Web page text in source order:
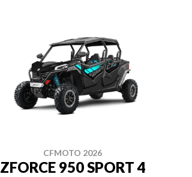
CFMOTO 2026
ZFORCE 950 SPORT 4